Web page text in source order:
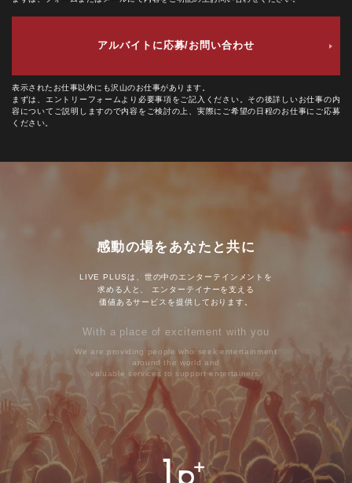
アルバイトに応募/お問い合わせ
表示されたお仕事以外にも沢山のお仕事があります。
まずは、エントリーフォームより必要事項をご記入ください。その後詳しいお仕事の内
容についてご説明しますので内容をご検討の上、実際にご希望の日程のお仕事にご応募
ください。
感動の場をあなたと共に
LIVE PLUSは、世の中のエンターテインメントを
求める人と、
エンターテイナーを支える
価値あるサービスを提供しております。
With a place of excitement with you
We are providing people who seek entertainment
around the world and
valuable services to support entertainers.